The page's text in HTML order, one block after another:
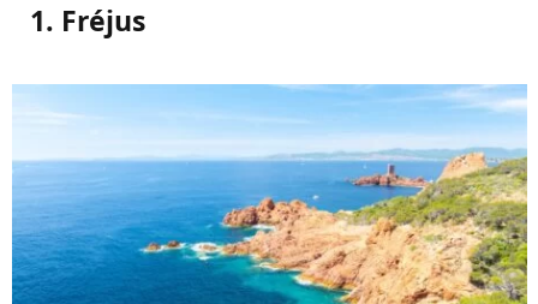
1. Fréjus